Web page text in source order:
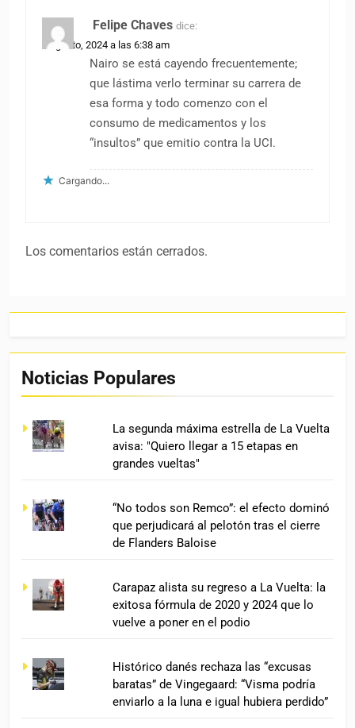
Felipe Chaves dice:
8 agosto, 2024 a las 6:38 am
Nairo se está cayendo frecuentemente;
que lástima verlo terminar su carrera de
esa forma y todo comenzo con el
consumo de medicamentos y los
“insultos” que emitio contra la UCI.
Cargando...
Los comentarios están cerrados.
Noticias Populares
La segunda máxima estrella de La Vuelta
avisa: "Quiero llegar a 15 etapas en
grandes vueltas"
“No todos son Remco”: el efecto dominó
que perjudicará al pelotón tras el cierre
de Flanders Baloise
Carapaz alista su regreso a La Vuelta: la
exitosa fórmula de 2020 y 2024 que lo
vuelve a poner en el podio
Histórico danés rechaza las “excusas
baratas” de Vingegaard: “Visma podría
enviarlo a la luna e igual hubiera perdido”